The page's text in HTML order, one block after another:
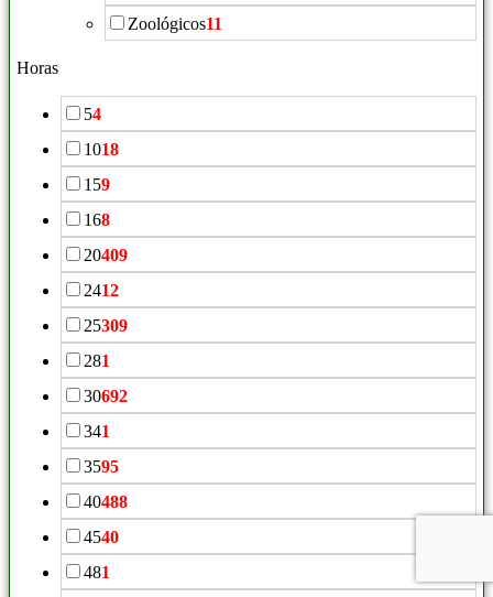
Zoológicos11
Horas
54
1018
159
168
20409
2412
25309
281
30692
341
3595
40488
4540
481